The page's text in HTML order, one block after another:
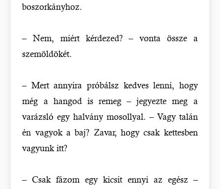
boszorkányhoz.
– Nem, miért kérdezed? – vonta össze a
szemöldökét.
– Mert annyira próbálsz kedves lenni, hogy
még a hangod is remeg – jegyezte meg a
varázsló egy halvány mosollyal. – Vagy talán
én vagyok a baj? Zavar, hogy csak kettesben
vagyunk itt?
– Csak fázom egy kicsit ennyi az egész –